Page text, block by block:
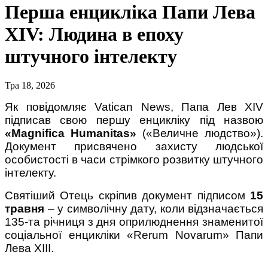
Перша енцикліка Папи Лева
XIV: Людина в епоху
штучного інтелекту
Тра 18, 2026
Як повідомляє Vatican News, Папа Лев XIV
«Magnifica Humanitas» («Величне людство»).
Документ присвячено захисту людської
особистості в часи стрімкого розвитку штучного
інтелекту.
Святіший Отець скріпив документ підписом 15
травня – у символічну дату, коли відзначається
135-та річниця з дня оприлюднення знаменитої
соціальної енцикліки «Rerum Novarum» Папи
Лева XIII.